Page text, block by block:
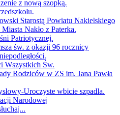
z nową szopką.
Starostą Powiatu Nakielskiego
Nakło z Paterka.
Patriotycznej.
św. z okazji 96 rocznicy
Wszystkich Św.
Rodziców w ZS im. Jana Pawła
Uroczyste wbicie szpadla.
Narodowej